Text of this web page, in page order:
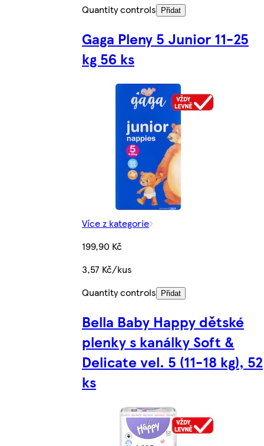
Quantity controls
Přidat
Gaga Pleny 5 Junior 11-25
kg 56 ks
Více z kategorie
199,90 Kč
3,57 Kč/kus
Quantity controls
Přidat
Bella Baby Happy dětské
plenky s kanálky Soft &
Delicate vel. 5 (11-18 kg), 52
ks